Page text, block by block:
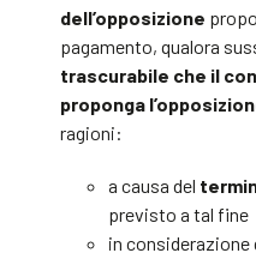
dell’opposizione
pagamento, qualora
trascurabile che il
proponga
ragioni:
a causa del
previsto a tal fine
in considerazione